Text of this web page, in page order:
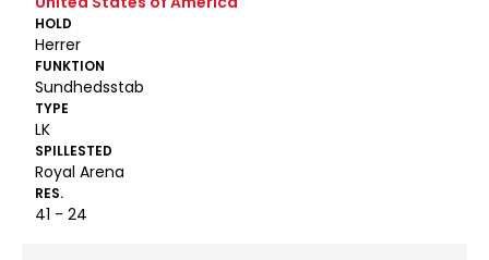
HOLD
Herrer
FUNKTION
Sundhedsstab
TYPE
LK
SPILLESTED
Royal Arena
RES.
41 - 24